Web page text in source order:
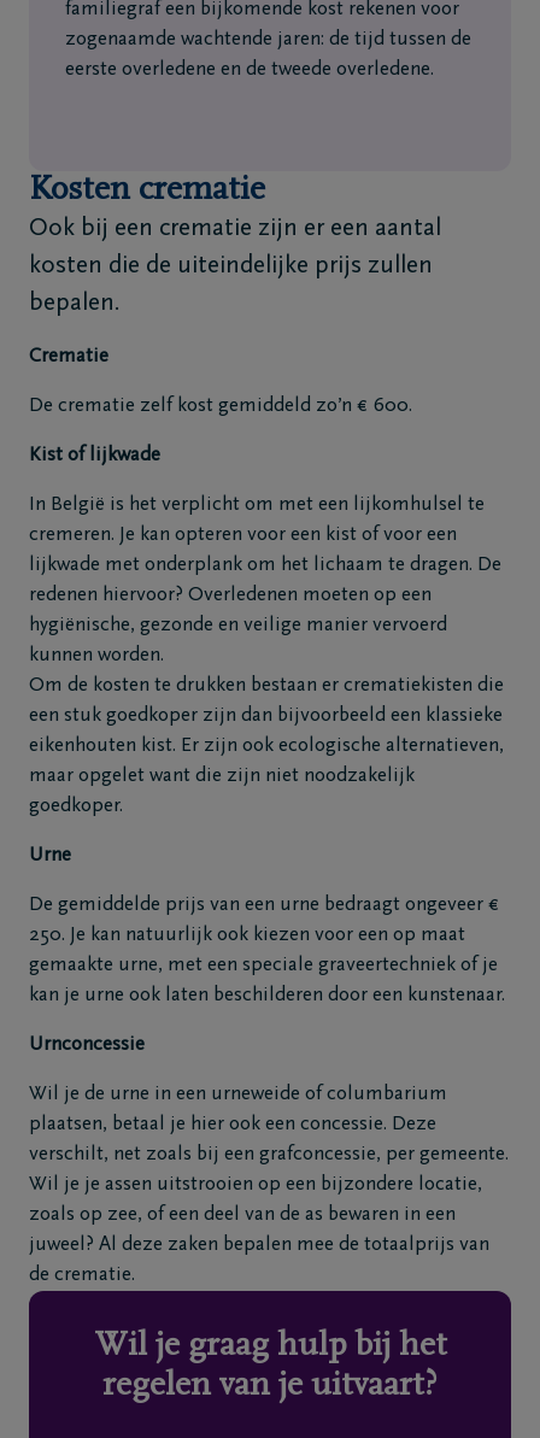
familiegraf een bijkomende kost rekenen voor
zogenaamde wachtende jaren: de tijd tussen de
eerste overledene en de tweede overledene.
Kosten crematie
Ook bij een crematie zijn er een aantal
kosten die de uiteindelijke prijs zullen
bepalen.
Crematie
De crematie zelf kost gemiddeld zo’n € 600.
Kist of lijkwade
In België is het verplicht om met een lijkomhulsel te
cremeren. Je kan opteren voor een kist of voor een
lijkwade met onderplank om het lichaam te dragen. De
redenen hiervoor? Overledenen moeten op een
hygiënische, gezonde en veilige manier vervoerd
kunnen worden.
Om de kosten te drukken bestaan er crematiekisten die
een stuk goedkoper zijn dan bijvoorbeeld een klassieke
eikenhouten kist. Er zijn ook ecologische alternatieven,
maar opgelet want die zijn niet noodzakelijk
goedkoper.
Urne
De gemiddelde prijs van een urne bedraagt ongeveer €
250. Je kan natuurlijk ook kiezen voor een op maat
gemaakte urne, met een speciale graveertechniek of je
kan je urne ook laten beschilderen door een kunstenaar.
Urnconcessie
Wil je de urne in een urneweide of columbarium
plaatsen, betaal je hier ook een concessie. Deze
verschilt, net zoals bij een grafconcessie, per gemeente.
Wil je je assen uitstrooien op een bijzondere locatie,
zoals op zee, of een deel van de as bewaren in een
juweel? Al deze zaken bepalen mee de totaalprijs van
de crematie.
Wil je graag hulp bij het
regelen van je uitvaart?